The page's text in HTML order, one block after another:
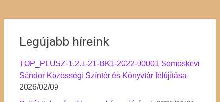
Legújabb híreink
TOP_PLUSZ-1.2.1-21-BK1-2022-00001 Somoskövi
Sándor Közösségi Színtér és Könyvtár felújítása
2026/02/09